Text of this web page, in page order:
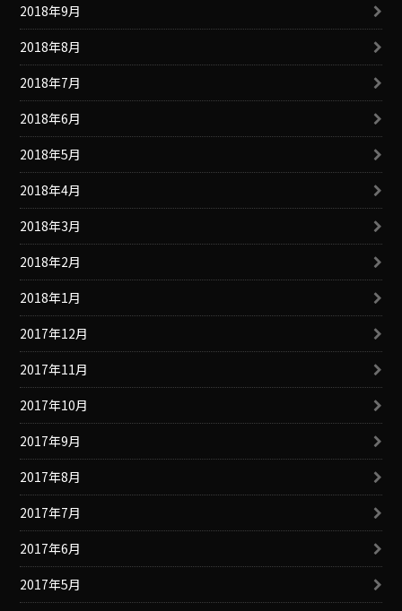
2018年9月
2018年8月
2018年7月
2018年6月
2018年5月
2018年4月
2018年3月
2018年2月
2018年1月
2017年12月
2017年11月
2017年10月
2017年9月
2017年8月
2017年7月
2017年6月
2017年5月